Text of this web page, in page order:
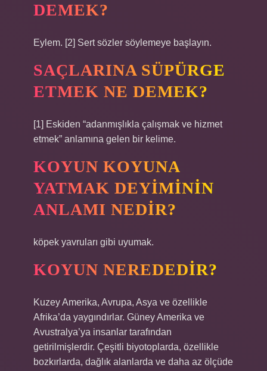
DEMEK?
Eylem. [2] Sert sözler söylemeye başlayın.
SAÇLARINA SÜPÜRGE
ETMEK NE DEMEK?
[1] Eskiden “adanmışlıkla çalışmak ve hizmet
etmek” anlamına gelen bir kelime.
KOYUN KOYUNA
YATMAK DEYIMININ
ANLAMI NEDIR?
köpek yavruları gibi uyumak.
KOYUN NEREDEDIR?
Kuzey Amerika, Avrupa, Asya ve özellikle
Afrika’da yaygındırlar. Güney Amerika ve
Avustralya’ya insanlar tarafından
getirilmişlerdir. Çeşitli biyotoplarda, özellikle
bozkırlarda, dağlık alanlarda ve daha az ölçüde